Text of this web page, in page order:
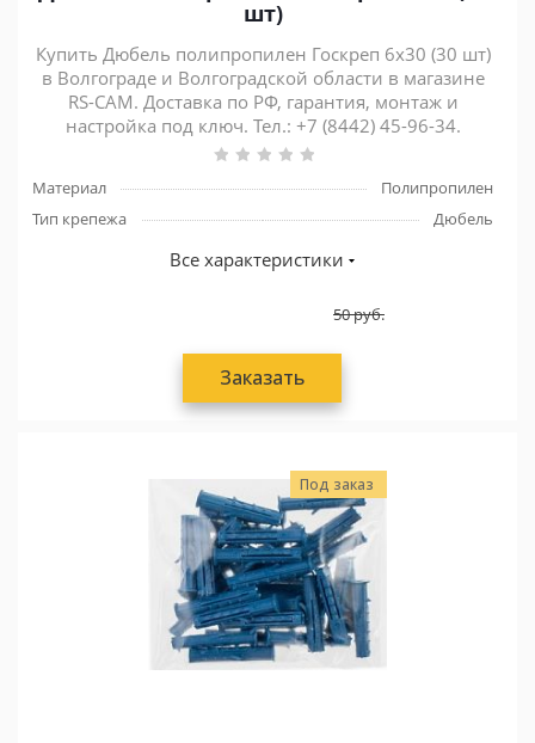
шт)
Купить Дюбель полипропилен Госкреп 6x30 (30 шт)
в Волгограде и Волгоградской области в магазине
RS-CAM. Доставка по РФ, гарантия, монтаж и
настройка под ключ. Тел.: +7 (8442) 45-96-34.
Материал
Полипропилен
Тип крепежа
Дюбель
Все характеристики
50руб.
Заказать
Под заказ